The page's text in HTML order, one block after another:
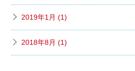
2019年1月 (1)
2018年8月 (1)